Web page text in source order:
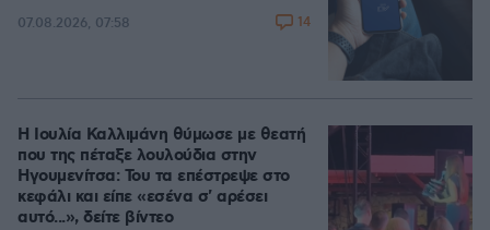
07.08.2026, 07:58 14
Η Ιουλία Καλλιμάνη θύμωσε με θεατή
που της πέταξε λουλούδια στην
Ηγουμενίτσα: Του τα επέστρεψε στο
κεφάλι και είπε «εσένα σ' αρέσει
αυτό...», δείτε βίντεο